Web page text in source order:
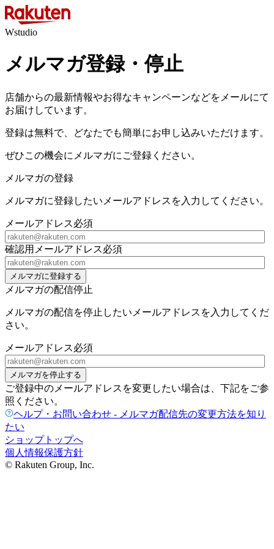
Wstudio
メルマガ登録・停止
店舗からの最新情報やお得なキャンペーンなどをメールにて
お届けしています。
登録は無料で、どなたでも簡単にお申し込みいただけます。
ぜひこの機会にメルマガにご登録ください。
メルマガの登録
メルマガに登録したいメールアドレスを入力してください。
メールアドレス必須
確認用メールアドレス必須
メルマガに登録する
メルマガの配信停止
メルマガの配信を停止したいメールアドレスを入力してくだ
さい。
メールアドレス必須
メルマガを停止する
ご登録中のメールアドレスを変更したい場合は、下記をご参
照ください。
ヘルプ・お問い合わせ - メルマガ配信先の変更方法を知り
たい
ショップトップへ
個人情報保護方針
© Rakuten Group, Inc.